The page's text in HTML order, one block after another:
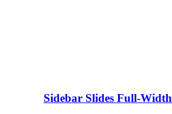
Sidebar Slides Full-Width